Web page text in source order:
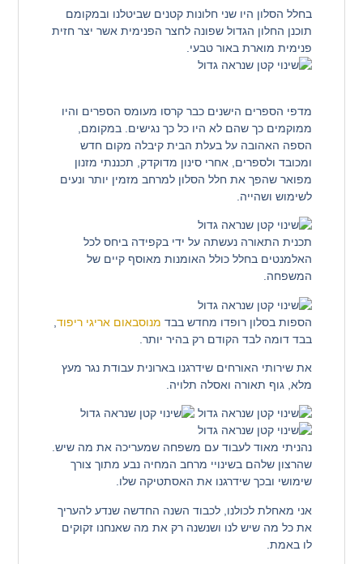
בחלל הסלון היו שני חלונות קטנים שביטלנו ובמקומם
תוכנן החלון הגדול שפונה לחצר הפנימית אשר יצר חזית
פנימית מוארת באור טבעי.
מדפי הספרים הישנים כבר קרסו מעומס הספרים והיו
ממוקמים כך שהם לא היו כל כך נגישים. במקומם,
הספה האהובה על בעלת הבית קיבלה מקום חדש
ומכובד ולספרים, אחרי סינון מדוקדק, תכננתי מזנון
מפואר שהפך את חלל הסלון למרחב מזמין יותר ונעים
לשימוש ושהייה.
תכנית התאורה נעשתה על ידי בקפידה ביחס לכל
האלמנטים בחלל כולל האומנות מאוסף קיים של
המשפחה.
הספות בסלון רופדו מחדש בבד מנוסבאום אריגי ריפוד
בבד דומה לבד הקודם רק בהיר יותר.
את שירותי האורחים שידרגנו בארונית עבודת נגר מעץ
מלא, גוף תאורה ואסלה תלויה.
נהניתי מאוד לעבוד עם משפחה שמעריכה את מה שיש.
שהרצון שלהם בשינויי מרחב המחיה נבע מתוך צורך
שימושי ובכך שידרגנו את האסתטיקה שלו.
אני מאחלת לכולנו, לכבוד השנה החדשה שנדע להעריך
את כל מה שיש לנו ושנשנה רק את מה שאנחנו זקוקים
לו באמת.